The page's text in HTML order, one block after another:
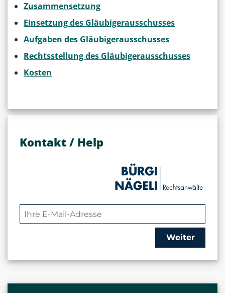
Zusammensetzung
Einsetzung des Gläubigerausschusses
Aufgaben des Gläubigerausschusses
Rechtsstellung des Gläubigerausschusses
Kosten
Kontakt / Help
Weiter